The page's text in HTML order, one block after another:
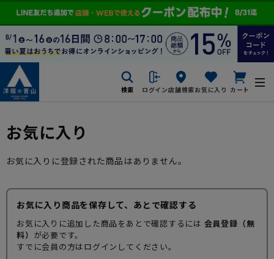
検索 ログイン店舗検索お気に入り カート
お気に入り
お気に入りに登録された商品はありません。
お気に入り商品を保存して、あとで確認する
お気に入りに追加した商品をあとで確認するには 会員登録（無
料） が必要です。
すでに会員の方はログインしてください。